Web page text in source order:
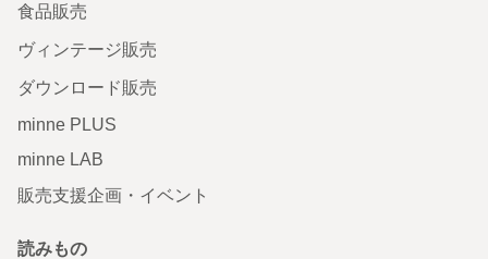
食品販売
ヴィンテージ販売
ダウンロード販売
minne PLUS
minne LAB
販売支援企画・イベント
読みもの